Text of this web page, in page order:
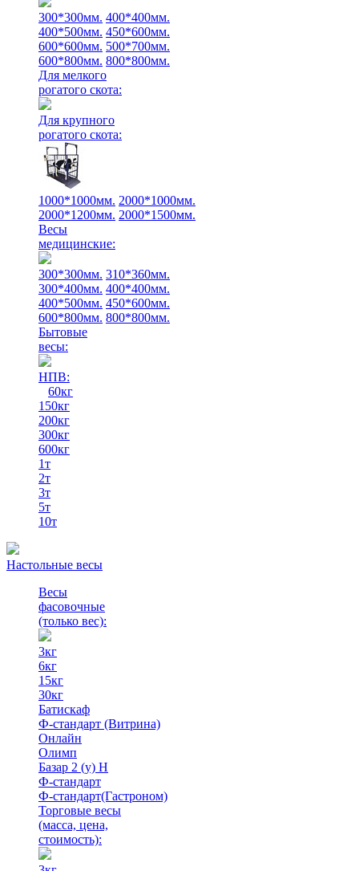
300*300мм. 400*400мм.
400*500мм. 450*600мм.
600*600мм. 500*700мм.
600*800мм. 800*800мм.
Для мелкого
рогатого скота:
Для крупного
рогатого скота:
1000*1000мм. 2000*1000мм.
2000*1200мм. 2000*1500мм.
Весы
медицинские:
300*300мм. 310*360мм.
300*400мм. 400*400мм.
400*500мм. 450*600мм.
600*800мм. 800*800мм.
Бытовые
весы:
НПВ:
60кг
150кг
200кг
300кг
600кг
1т
2т
3т
5т
10т
Настольные весы
Весы
фасовочные
(только вес):
3кг
6кг
15кг
30кг
Батискаф
Ф-стандарт (Витрина)
Онлайн
Олимп
Базар 2 (у) Н
Ф-стандарт
Ф-стандарт(Гастроном)
Торговые весы
(масса, цена,
стоимость):